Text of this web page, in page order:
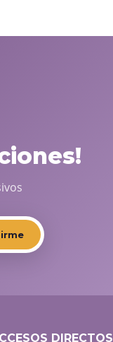
DIRECTOS